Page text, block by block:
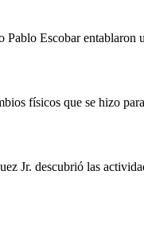
Escobar entablaron
físicos que se hizo
Jr. descubrió las